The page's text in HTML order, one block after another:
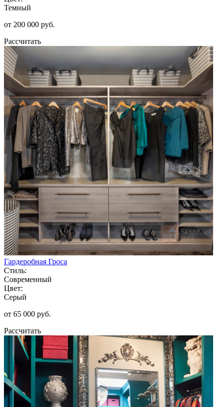
Темный
от 200 000 руб.
Рассчитать
Гардеробная Гроса
Стиль:
Современный
Цвет:
Серый
от 65 000 руб.
Рассчитать